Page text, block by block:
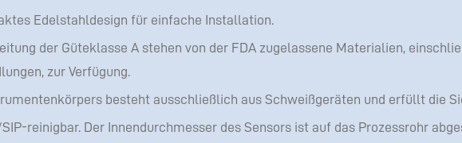
Edelstahldesign für einfache Installation.
der Güteklasse A stehen von der FDA zugelassene Materialien,
zur Verfügung.
besteht ausschließlich aus Schweißgeräten und erfüllt die
reinigbar. Der Innendurchmesser des Sensors ist auf das Prozessrohr